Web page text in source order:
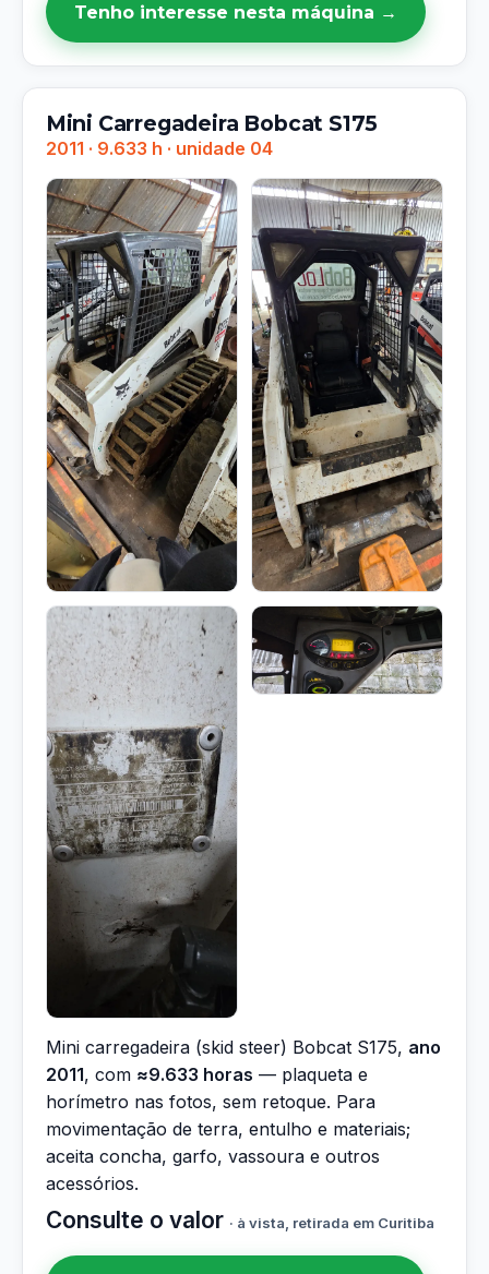
Tenho interesse nesta máquina →
Mini Carregadeira Bobcat S175
2011 · 9.633 h · unidade 04
Mini carregadeira (skid steer) Bobcat S175, ano
2011, com ≈9.633 horas — plaqueta e
horímetro nas fotos, sem retoque. Para
movimentação de terra, entulho e materiais;
aceita concha, garfo, vassoura e outros
acessórios.
Consulte o valor · à vista, retirada em Curitiba